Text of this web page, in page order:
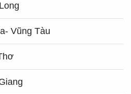
Vũng Tàu